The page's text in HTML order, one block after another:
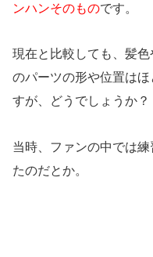
ンハンそのものです。
現在と比較しても、髪
のパーツの形や位置は
すが、どうでしょうか？
当時、ファンの中では
たのだとか。